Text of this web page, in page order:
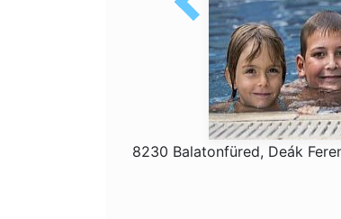
8230 Balatonfüred, Deák